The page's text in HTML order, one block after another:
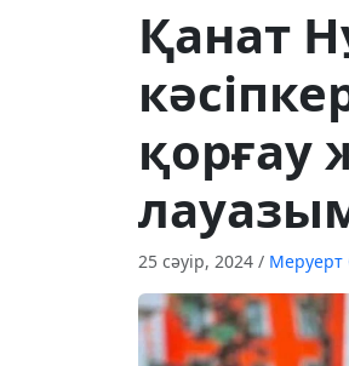
Қанат
қорғау
25 сәуір, 2024 / Меруерт